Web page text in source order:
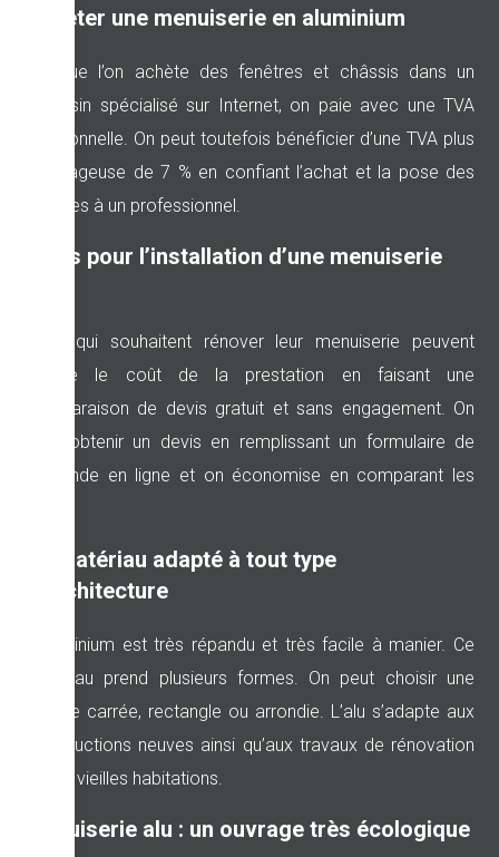
Acheter une menuiserie en aluminium
Lorsque l’on achète des fenêtres et châssis dans un
magasin spécialisé sur Internet, on paie avec une TVA
traditionnelle. On peut toutefois bénéficier d’une TVA plus
avantageuse de 7 % en confiant l’achat et la pose des
fenêtres à un professionnel.
Devis pour l’installation d’une menuiserie
Ceux qui souhaitent rénover leur menuiserie peuvent
réduire le coût de la prestation en faisant une
comparaison de devis gratuit et sans engagement. On
peut obtenir un devis en remplissant un formulaire de
demande en ligne et on économise en comparant les
Un matériau adapté à tout type
d’architecture
L’aluminium est très répandu et très facile à manier. Ce
matériau prend plusieurs formes. On peut choisir une
fenêtre carrée, rectangle ou arrondie. L’alu s’adapte aux
constructions neuves ainsi qu’aux travaux de rénovation
sur de vieilles habitations.
Menuiserie alu : un ouvrage très écologique